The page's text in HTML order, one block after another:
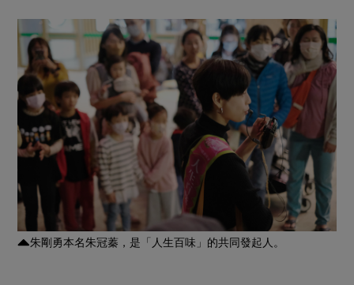
家庭清潔 織品
日用品 圖書禮品
防災用品
最新產品
優惠專區
素食專區
樂齡友善
異國料理
年菜食譜
養身食補
節慶大餐
高麗菜海鮮煎餅
更多議題活動
把最好的台灣味帶回家！
綠主張月刊
典藏閱覽室
選舉專區
最新消息
媒體報導
下載專區
地區活動
社務會議 地區活動
活動報下載
朱剛勇本名朱冠蓁，是「人生百味」的共同發起人。